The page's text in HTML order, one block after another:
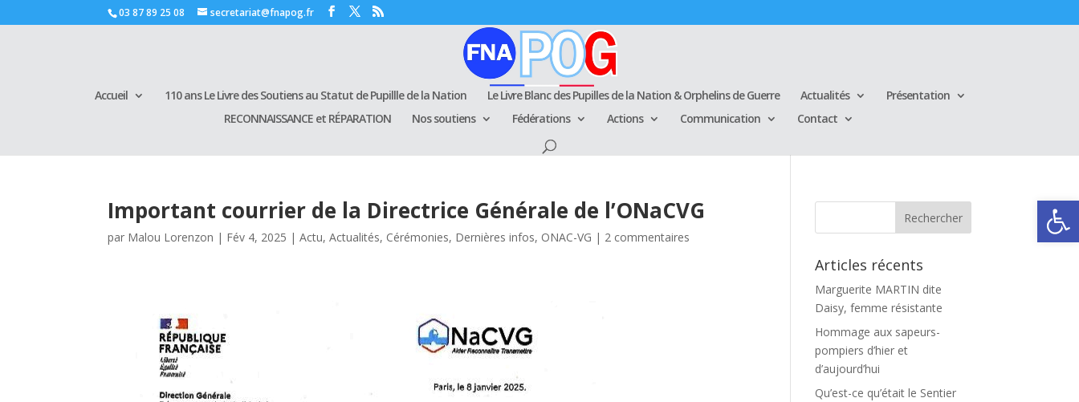
Ouvrir
03 87 89 25 08 secretariat@fnapog.fr
Accueil 110 ans Le Livre des Soutiens au Statut de Pupillle de la Nation Le Livre Blanc des Pupilles de la Nation & Orphelins de Guerre Actualités
Présentation
RECONNAISSANCE et RÉPARATION
Nos soutiens Fédérations Actions Communication Contact
Important courrier de la Directrice Générale de l’ONaCVG
par Malou Lorenzon | Fév 4, 2025 |Actu,Actualités, Cérémonies, Dernières infos, ONAC-VG | 2 commentaires
Articles récents
Marguerite MARTIN dite
Daisy, femme résistante
Hommage aux sapeurs-
pompiers d’hier et
d’aujourd’hui
Qu’est-ce qu’était le Sentier